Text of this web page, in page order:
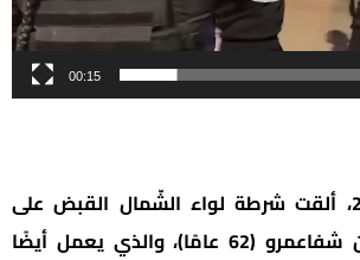
00:15
25، ألقت شرطة لواء الشّمال القبض على
الصّحفيّ من سكّان شفاعمرو (62 عامًا)، والذي يعمل أيضًا